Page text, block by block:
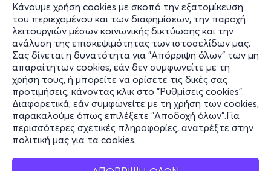
Κάνουμε χρήση cookies με σκοπό την εξατομίκευση
του περιεχομένου και των διαφημίσεων, την παροχή
λειτουργιών μέσων κοινωνικής δικτύωσης και την
ανάλυση της επισκεψιμότητας των ιστοσελίδων μας.
Σας δίνεται η δυνατότητα για "Απόρριψη όλων" των μη
απαραίτητων cookies, εάν δεν συμφωνείτε με τη
χρήση τους, ή μπορείτε να ορίσετε τις δικές σας
προτιμήσεις, κάνοντας κλικ στο "Ρυθμίσεις cookies".
Διαφορετικά, εάν συμφωνείτε με τη χρήση των cookies,
παρακαλούμε όπως επιλέξετε "Αποδοχή όλων".Για
περισσότερες σχετικές πληροφορίες, ανατρέξτε στην
πολιτική μας για τα cookies.
Πληροφορίες
Υποστήριξη
Stay Connected
Mobile app